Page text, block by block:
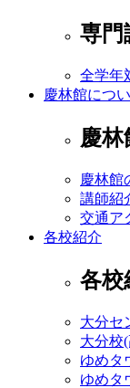
専門
全学年
慶林館につ
慶
慶林館
講師紹
交通ア
各校紹介
各校
大分セ
大分校
ゆめタ
ゆめタ